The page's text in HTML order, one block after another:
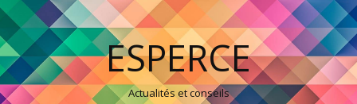
ESPERCE
Actualités et conseils